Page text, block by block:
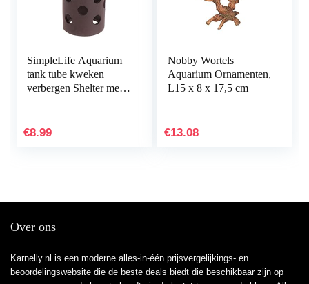
SimpleLife Aquarium
tank tube kweken
verbergen Shelter met
€8.99
Nobby Wortels
Aquarium Ornamenten,
L15 x 8 x 17,5 cm
€13.08
Over ons
Karnelly.nl is een moderne alles-in-één prijsvergelijkings- en
beoordelingswebsite die de beste deals biedt die beschikbaar zijn op